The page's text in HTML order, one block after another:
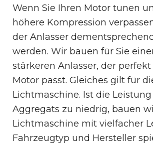
Wenn Sie Ihren Motor tunen
höhere Kompression
der Anlasser
werden. Wir bauen für Sie
stärkeren Anlasser, der
Motor passt. Gleiches gilt für
Lichtmaschine. Ist die Leistung
Aggregats zu niedrig, bauen
Lichtmaschine mit vielfacher
Fahrzeugtyp und Hersteller